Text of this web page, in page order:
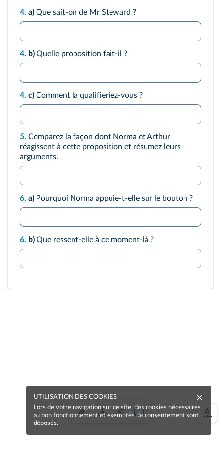
4. a) Que sait-on de Mr Steward ?
4. b) Quelle proposition fait-il ?
4. c) Comment la qualifieriez-vous ?
5. Comparez la façon dont Norma et Arthur
réagissent à cette proposition et résumez leurs
arguments.
6. a) Pourquoi Norma appuie-t-elle sur le bouton ?
6. b) Que ressent-elle à ce moment-là ?
UTILISATION DES COOKIES
Lors de votre navigation sur ce site, des cookies nécessaires
au bon fonctionnement et exemptés de consentement sont
déposés.